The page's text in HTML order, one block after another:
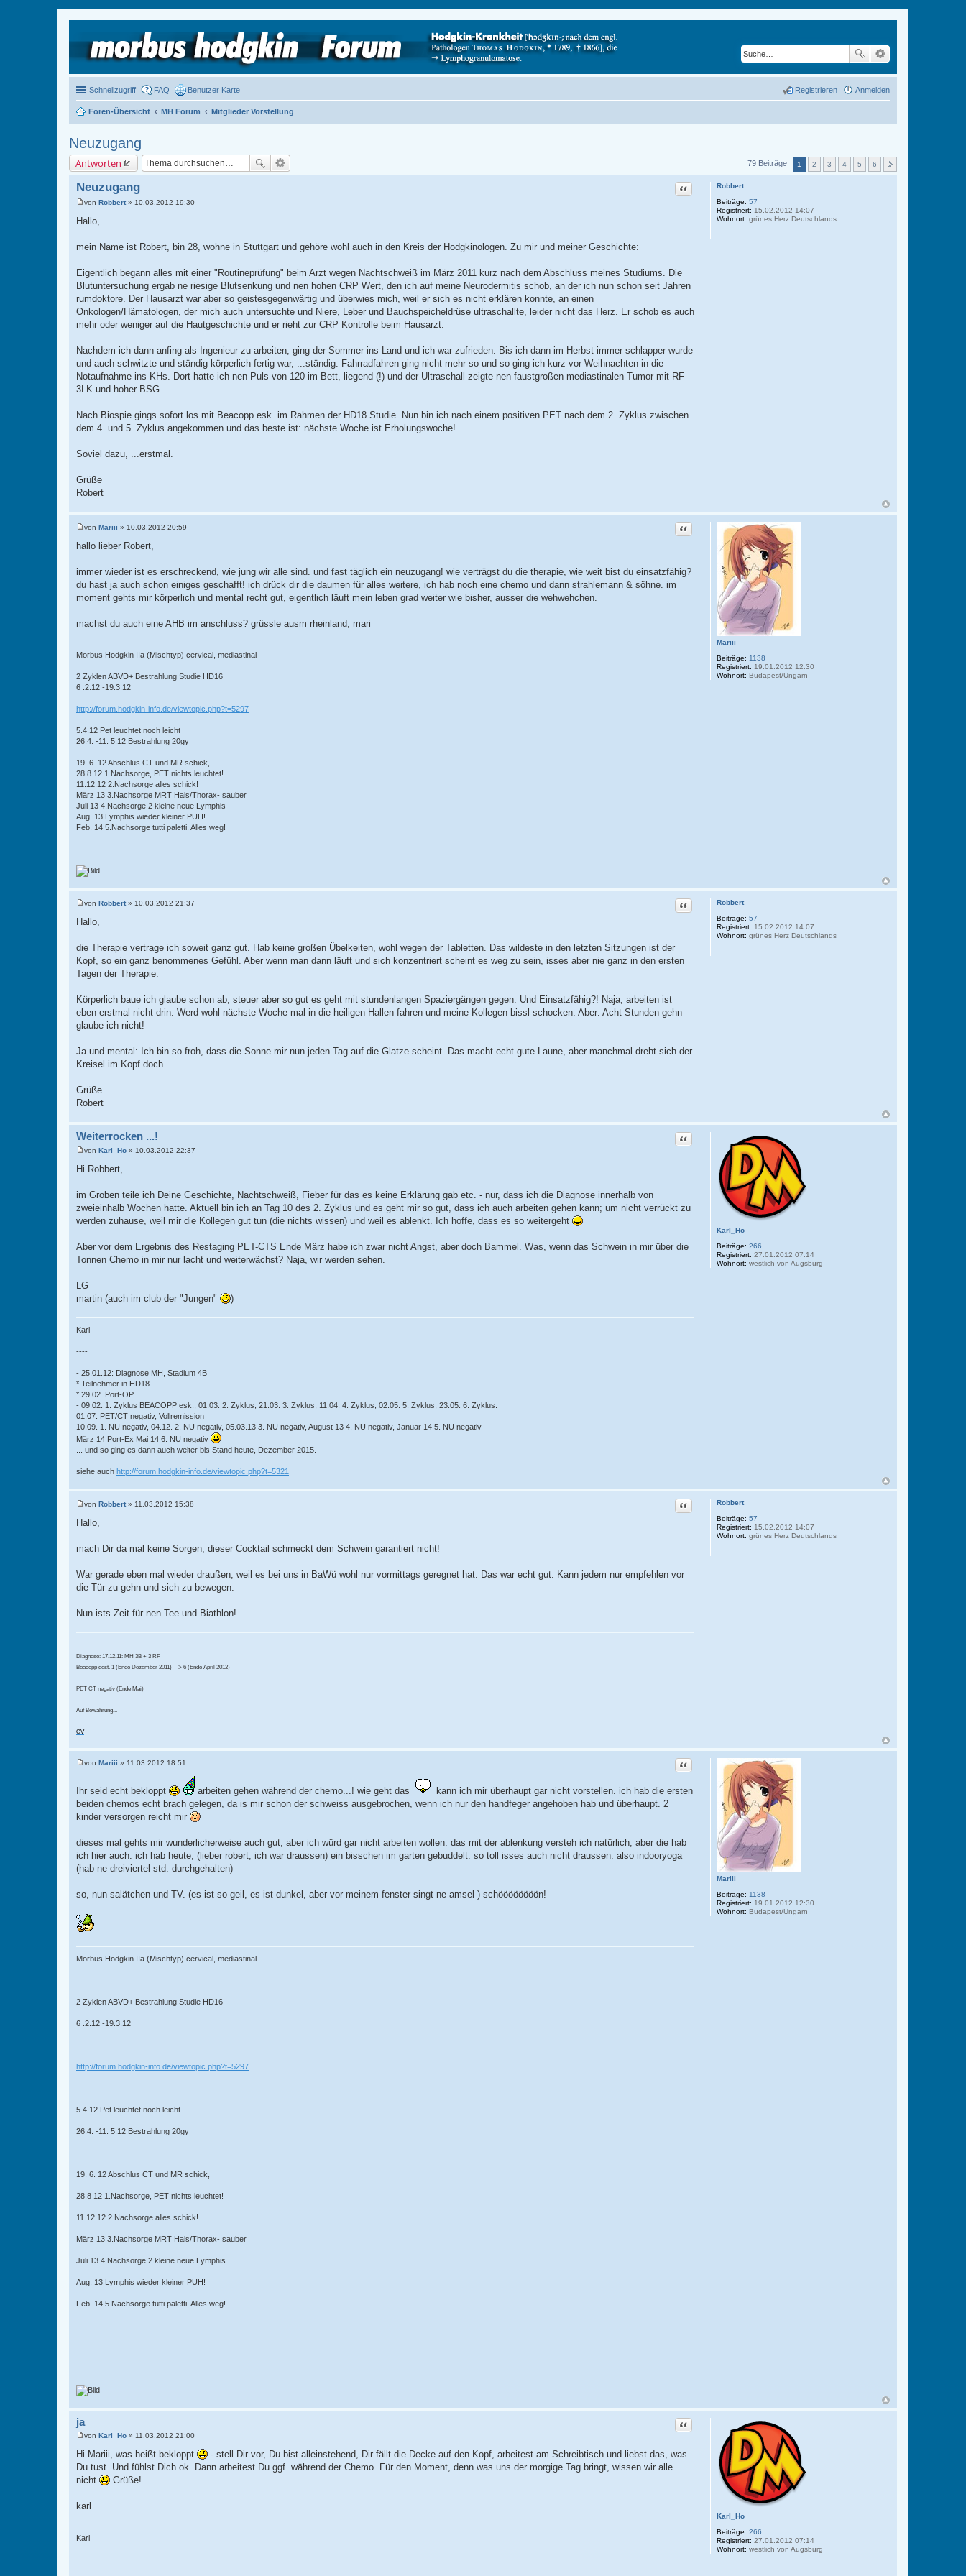
Schnellzugriff FAQ Benutzer Karte Anmelden
Registrieren
Foren-Übersicht MH Forum Mitglieder Vorstellung
Neuzugang
Antworten 79 Beiträge 1 2 3 4 5 6
Robbert
Beiträge: 57
Registriert: 15.02.2012 14:07
Wohnort: grünes Herz Deutschlands
Neuzugang Zitat
e
i
a
von Robbert» 10.03.2012 19:30
Hallo,
mein Name ist Robert, bin 28, wohne in Stuttgart und gehöre wohl auch in den Kreis der Hodgkinologen. Zu mir und meiner Geschichte:
Eigentlich begann alles mit einer "Routineprüfung" beim Arzt wegen Nachtschweiß im März 2011 kurz nach dem Abschluss meines Studiums. Die
Blutuntersuchung ergab ne riesige Blutsenkung und nen hohen CRP Wert, den ich auf meine Neurodermitis schob, an der ich nun schon seit Jahren
rumdoktore. Der Hausarzt war aber so geistesgegenwärtig und überwies mich, weil er sich es nicht erklären konnte, an einen
Onkologen/Hämatologen, der mich auch untersuchte und Niere, Leber und Bauchspeicheldrüse ultraschallte, leider nicht das Herz. Er schob es auch
mehr oder weniger auf die Hautgeschichte und er rieht zur CRP Kontrolle beim Hausarzt.
Nachdem ich dann anfing als Ingenieur zu arbeiten, ging der Sommer ins Land und ich war zufrieden. Bis ich dann im Herbst immer schlapper wurde
und auch schwitzte und ständig körperlich fertig war, ...ständig. Fahrradfahren ging nicht mehr so und so ging ich kurz vor Weihnachten in die
Notaufnahme ins KHs. Dort hatte ich nen Puls von 120 im Bett, liegend (!) und der Ultraschall zeigte nen faustgroßen mediastinalen Tumor mit RF
3LK und hoher BSG.
Nach Biospie gings sofort los mit Beacopp esk. im Rahmen der HD18 Studie. Nun bin ich nach einem positiven PET nach dem 2. Zyklus zwischen
dem 4. und 5. Zyklus angekommen und das beste ist: nächste Woche ist Erholungswoche!
Soviel dazu, ...erstmal.
Grüße
Robert
Mariii
Beiträge: 1138
Registriert: 19.01.2012 12:30
Wohnort: Budapest/Ungarn
Zitat
e
i
a
g
von Mariii » 10.03.2012 20:59
hallo lieber Robert,
immer wieder ist es erschreckend, wie jung wir alle sind. und fast täglich ein neuzugang! wie verträgst du die therapie, wie weit bist du einsatzfähig?
du hast ja auch schon einiges geschafft! ich drück dir die daumen für alles weitere, ich hab noch eine chemo und dann strahlemann & söhne. im
moment gehts mir körperlich und mental recht gut, eigentlich läuft mein leben grad weiter wie bisher, ausser die wehwehchen.
machst du auch eine AHB im anschluss? grüssle ausm rheinland, mari
Morbus Hodgkin IIa (Mischtyp) cervical, mediastinal
2 Zyklen ABVD+ Bestrahlung Studie HD16
6 .2.12 -19.3.12
http://forum.hodgkin-info.de/viewtopic.php?t=5297
5.4.12 Pet leuchtet noch leicht
26.4. -11. 5.12 Bestrahlung 20gy
19. 6. 12 Abschlus CT und MR schick,
28.8 12 1.Nachsorge, PET nichts leuchtet!
11.12.12 2.Nachsorge alles schick!
März 13 3.Nachsorge MRT Hals/Thorax- sauber
Juli 13 4.Nachsorge 2 kleine neue Lymphis
Aug. 13 Lymphis wieder kleiner PUH!
Feb. 14 5.Nachsorge tutti paletti. Alles weg!
Robbert
Beiträge: 57
Registriert: 15.02.2012 14:07
Wohnort: grünes Herz Deutschlands
Zitat
e
i
r
a
g
von Robbert» 10.03.2012 21:37
Hallo,
die Therapie vertrage ich soweit ganz gut. Hab keine großen Übelkeiten, wohl wegen der Tabletten. Das wildeste in den letzten Sitzungen ist der
Kopf, so ein ganz benommenes Gefühl. Aber wenn man dann läuft und sich konzentriert scheint es weg zu sein, isses aber nie ganz in den ersten
Tagen der Therapie.
Körperlich baue ich glaube schon ab, steuer aber so gut es geht mit stundenlangen Spaziergängen gegen. Und Einsatzfähig?! Naja, arbeiten ist
eben erstmal nicht drin. Werd wohl nächste Woche mal in die heiligen Hallen fahren und meine Kollegen bissl schocken. Aber: Acht Stunden gehn
glaube ich nicht!
Ja und mental: Ich bin so froh, dass die Sonne mir nun jeden Tag auf die Glatze scheint. Das macht echt gute Laune, aber manchmal dreht sich der
Kreisel im Kopf doch.
Grüße
Robert
Karl_Ho
Beiträge: 266
Registriert: 27.01.2012 07:14
Wohnort: westlich von Augsburg
Weiterrocken ...! Zitat
a
g
von Karl_Ho » 10.03.2012 22:37
Hi Robbert,
im Groben teile ich Deine Geschichte, Nachtschweiß, Fieber für das es keine Erklärung gab etc. - nur, dass ich die Diagnose innerhalb von
zweieinhalb Wochen hatte. Aktuell bin ich an Tag 10 des 2. Zyklus und es geht mir so gut, dass ich auch arbeiten gehen kann; um nicht verrückt zu
werden zuhause, weil mir die Kollegen gut tun (die nichts wissen) und weil es ablenkt. Ich hoffe, dass es so weitergeht
Aber vor dem Ergebnis des Restaging PET-CTS Ende März habe ich zwar nicht Angst, aber doch Bammel. Was, wenn das Schwein in mir über die
Tonnen Chemo in mir nur lacht und weiterwächst? Naja, wir werden sehen.
LG
martin (auch im club der "Jungen"
)
Karl
----
- 25.01.12: Diagnose MH, Stadium 4B
* Teilnehmer in HD18
* 29.02. Port-OP
- 09.02. 1. Zyklus BEACOPP esk., 01.03. 2. Zyklus, 21.03. 3. Zyklus, 11.04. 4. Zyklus, 02.05. 5. Zyklus, 23.05. 6. Zyklus.
01.07. PET/CT negativ, Vollremission
10.09. 1. NU negativ, 04.12. 2. NU negativ, 05.03.13 3. NU negativ, August 13 4. NU negativ, Januar 14 5. NU negativ
März 14 Port-Ex Mai 14 6. NU negativ
... und so ging es dann auch weiter bis Stand heute, Dezember 2015.
siehe auch http://forum.hodgkin-info.de/viewtopic.php?t=5321
Robbert
Beiträge: 57
Registriert: 15.02.2012 14:07
Wohnort: grünes Herz Deutschlands
Zitat
e
i
a
von Robbert» 11.03.2012 15:38
Hallo,
mach Dir da mal keine Sorgen, dieser Cocktail schmeckt dem Schwein garantiert nicht!
War gerade eben mal wieder draußen, weil es bei uns in BaWü wohl nur vormittags geregnet hat. Das war echt gut. Kann jedem nur empfehlen vor
die Tür zu gehn und sich zu bewegen.
Nun ists Zeit für nen Tee und Biathlon!
Diagnose: 17.12.11: MH 3B + 3 RF
Beacopp gest. 1 (Ende Dezember 2011)---> 6 (Ende April 2012)
PET CT negativ (Ende Mai)
Auf Bewährung...
CV
Mariii
Beiträge: 1138
Registriert: 19.01.2012 12:30
Wohnort: Budapest/Ungarn
Zitat
t
r
g
von Mariii » 11.03.2012 18:51
Ihr seid echt bekloppt arbeiten gehen während der chemo...! wie geht das
kann ich mir überhaupt gar nicht vorstellen. ich hab die ersten
beiden chemos echt brach gelegen, da is mir schon der schweiss ausgebrochen, wenn ich nur den handfeger angehoben hab und überhaupt. 2
kinder versorgen reicht mir
dieses mal gehts mir wunderlicherweise auch gut, aber ich würd gar nicht arbeiten wollen. das mit der ablenkung versteh ich natürlich, aber die hab
ich hier auch. ich hab heute, (lieber robert, ich war draussen) ein bisschen im garten gebuddelt. so toll isses auch nicht draussen. also indooryoga
(hab ne dreiviertel std. durchgehalten)
so, nun salätchen und TV. (es ist so geil, es ist dunkel, aber vor meinem fenster singt ne amsel ) schöööööööön!
Morbus Hodgkin IIa (Mischtyp) cervical, mediastinal
2 Zyklen ABVD+ Bestrahlung Studie HD16
6 .2.12 -19.3.12
http://forum.hodgkin-info.de/viewtopic.php?t=5297
5.4.12 Pet leuchtet noch leicht
26.4. -11. 5.12 Bestrahlung 20gy
19. 6. 12 Abschlus CT und MR schick,
28.8 12 1.Nachsorge, PET nichts leuchtet!
11.12.12 2.Nachsorge alles schick!
März 13 3.Nachsorge MRT Hals/Thorax- sauber
Juli 13 4.Nachsorge 2 kleine neue Lymphis
Aug. 13 Lymphis wieder kleiner PUH!
Feb. 14 5.Nachsorge tutti paletti. Alles weg!
Karl_Ho
Beiträge: 266
Registriert: 27.01.2012 07:14
Wohnort: westlich von Augsburg
ja Zitat
t
r
a
von Karl_Ho » 11.03.2012 21:00
Hi Mariii, was heißt bekloppt
- stell Dir vor, Du bist alleinstehend, Dir fällt die Decke auf den Kopf, arbeitest am Schreibtisch und liebst das, was
Du tust. Und fühlst Dich ok. Dann arbeitest Du ggf. während der Chemo. Für den Moment, denn was uns der morgige Tag bringt, wissen wir alle
nicht
Grüße!
karl
Karl